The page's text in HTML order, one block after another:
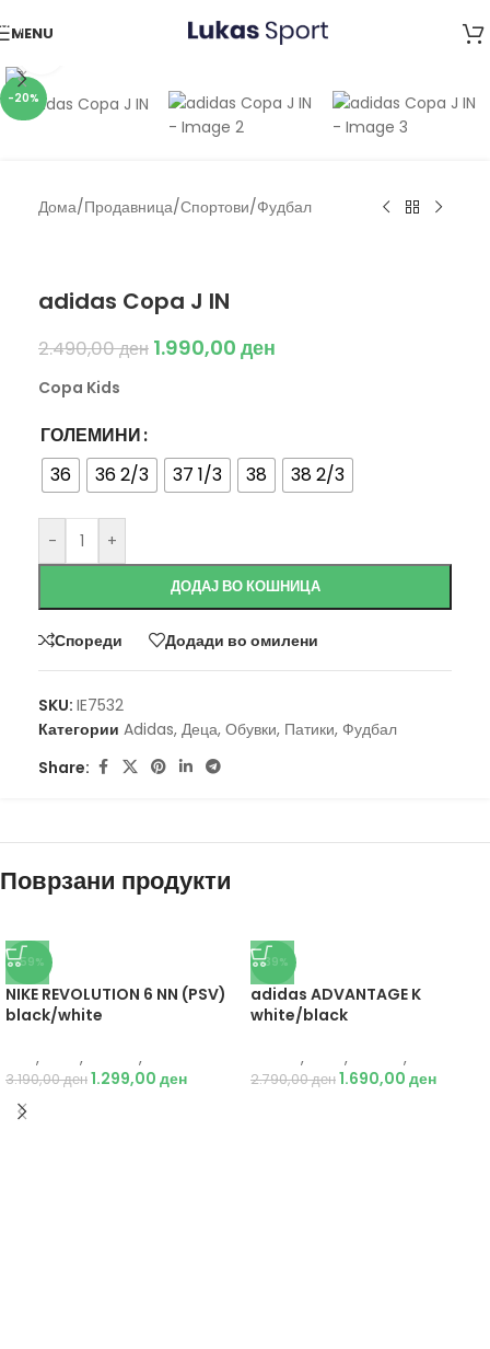
Skip to navigation
Skip to main content
MENU
-20%
Дома/Продавница/Спортови/Фудбал
adidas Copa J IN
2.490,00ден 1.990,00 ден
Copa Kids
ГОЛЕМИНИ
36
36 2/3 37 1/3 38 38 2/3
- +
ДОДАЈ ВО КОШНИЦА
Спореди Додади во омилени
SKU: IE7532
Категории Adidas, Деца, Обувки, Патики, Фудбал
Share:
Поврзани продукти
-59%
NIKE REVOLUTION 6 NN (PSV)
black/white
, , ,
3.190,00ден1.299,00 ден
-39%
adidas ADVANTAGE K
white/black
, , ,
2.790,00ден1.690,00 ден